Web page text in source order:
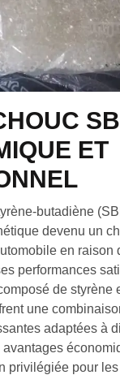
ET
butadiène
devenu un
en raison
performances
de styrène
une
adaptées à
privilégiée pour